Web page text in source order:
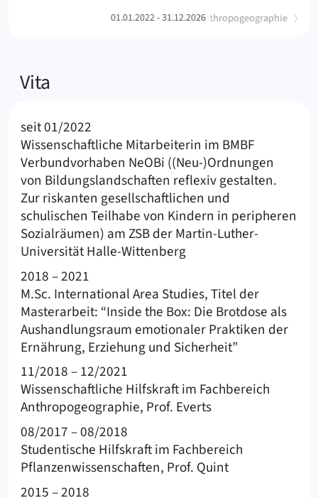
(Anthropogeographie)
01.01.2022 - 31.12.2026
Vita
seit 01/2022
Wissenschaftliche Mitarbeiterin im BMBF
Verbundvorhaben NeOBi ((Neu-)Ordnungen
von Bildungslandschaften reflexiv gestalten.
Zur riskanten gesellschaftlichen und
schulischen Teilhabe von Kindern in peripheren
Sozialräumen) am ZSB der Martin-Luther-
Universität Halle-Wittenberg
2018 – 2021
M.Sc. International Area Studies, Titel der
Masterarbeit: “Inside the Box: Die Brotdose als
Aushandlungsraum emotionaler Praktiken der
Ernährung, Erziehung und Sicherheit”
11/2018 – 12/2021
Wissenschaftliche Hilfskraft im Fachbereich
Anthropogeographie, Prof. Everts
08/2017 – 08/2018
Studentische Hilfskraft im Fachbereich
Pflanzenwissenschaften, Prof. Quint
2015 – 2018